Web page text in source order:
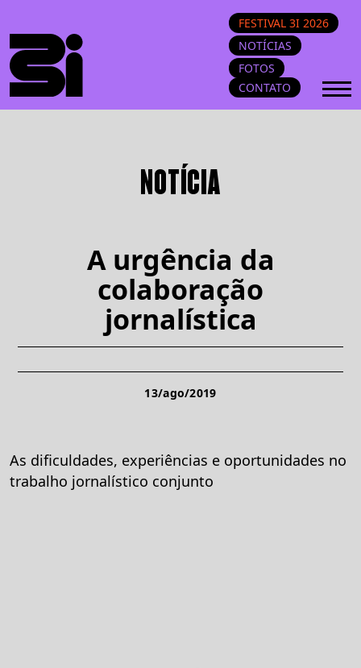
FESTIVAL 3I 2026
NOTÍCIAS
FOTOS
CONTATO
NOTÍCIA
A urgência da
colaboração
jornalística
13/ago/2019
As dificuldades, experiências e oportunidades no
trabalho jornalístico conjunto